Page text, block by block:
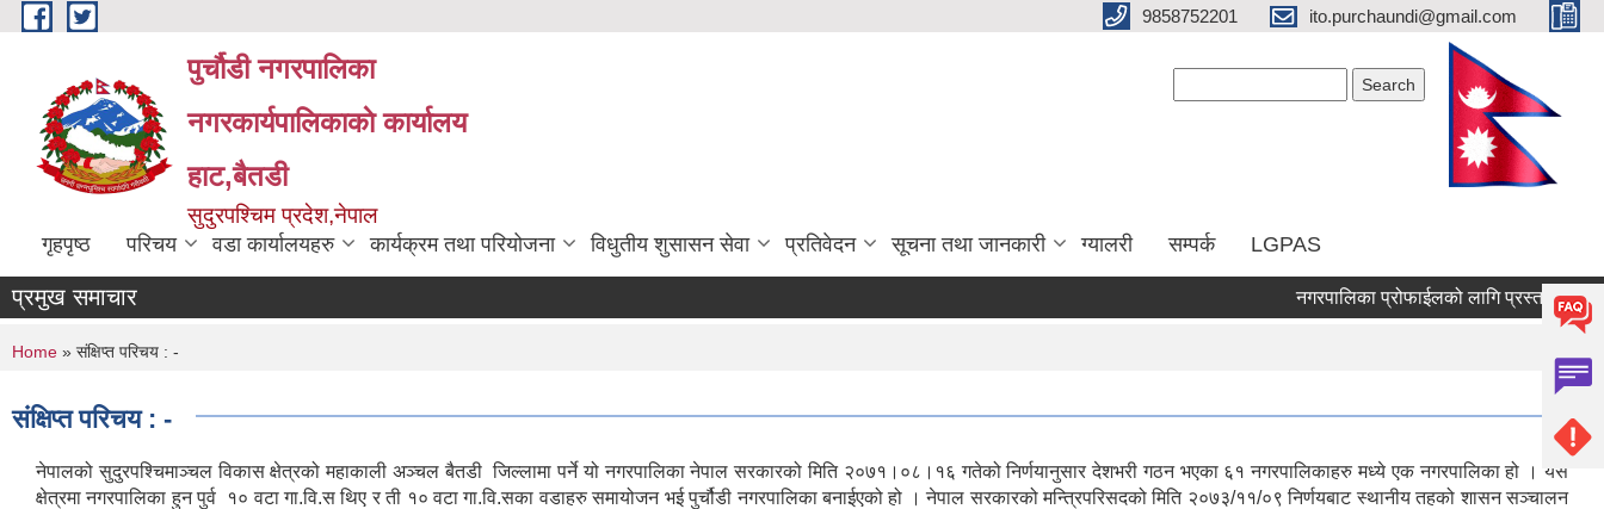
Skip to main content 9858752201 ito.purchaundi@gmail.com
पुर्चौडी नगरपालिका
नगरकार्यपालिकाकाे कार्यालय
हाट,बैतडी
सुदुरपश्चिम प्रदेश,नेपाल
गृहपृष्ठ परिचय वडा कार्यालयहरु कार्यक्रम तथा परियोजना विधुतीय शुसासन सेवा प्रतिवेदन सूचना तथा जानकारी ग्यालरी सम्पर्क LGPAS
प्रमुख समाचार नगरपालिका प्रोफाईलको लागि प्रस्ताब माग
You are here
Home » संक्षिप्त परिचय : -
संक्षिप्त परिचय : -
नेपालको सुदुरपश्चिमाञ्चल विकास क्षेत्रको महाकाली अञ्चल बैतडी जिल्लामा पर्ने यो नगरपालिका नेपाल सरकारको मिति २०७१।०८।१६ गतेको निर्णयानुसार देशभरी गठन भएका ६१ नगरपालिकाहरु मध्ये एक नगरपालिका हो । यस
क्षेत्रमा नगरपालिका हुन पुर्व १० वटा गा.वि.स थिए र ती १० वटा गा.वि.सका वडाहरु समायोजन भई पुर्चौडी नगरपालिका बनाईएको हो । नेपाल सरकारको मन्त्रिपरिसदको मिति २०७३/११/०९ निर्णयबाट स्थानीय तहको शासन सञ्चालन